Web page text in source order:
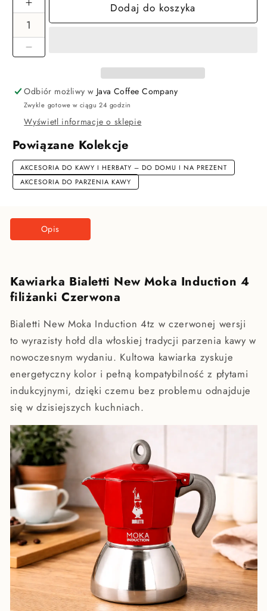
Zmniejsz
Kawiarka
Bialetti
New
Induction
4tz
Czerwona
Zwiększ
ilość
dla
Kawiarka
Moka
Induction
4tz
Dodaj do koszyka
Odbiór możliwy w Java Coffee Company
Zwykle gotowe w ciągu 24 godzin
Wyświetl informacje o sklepie
Powiązane Kolekcje
AKCESORIA DO KAWY I HERBATY – DO DOMU I NA PREZENT
AKCESORIA DO PARZENIA KAWY
Opis
Kawiarka Bialetti New Moka Induction 4
filiżanki Czerwona
Bialetti New Moka Induction 4tz w czerwonej wersji
to wyrazisty hołd dla włoskiej tradycji parzenia kawy w
nowoczesnym wydaniu. Kultowa kawiarka zyskuje
energetyczny kolor i pełną kompatybilność z płytami
indukcyjnymi, dzięki czemu bez problemu odnajduje
się w dzisiejszych kuchniach.